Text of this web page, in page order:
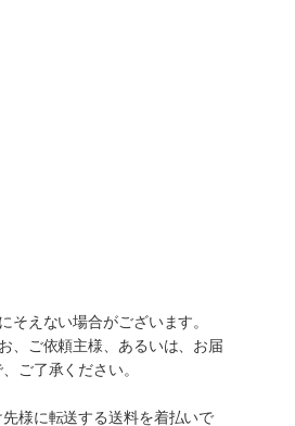
えない場合がございます。
、ご依頼主様、あるいは、お届
ご了承ください。
様に転送する送料を着払いで